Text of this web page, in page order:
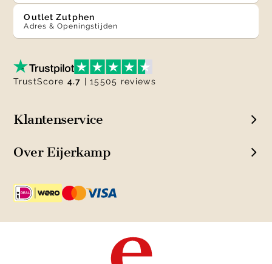
Outlet Zutphen
Adres & Openingstijden
Klantenservice
Over Eijerkamp
TrustScore 4.7 | 15505 reviews